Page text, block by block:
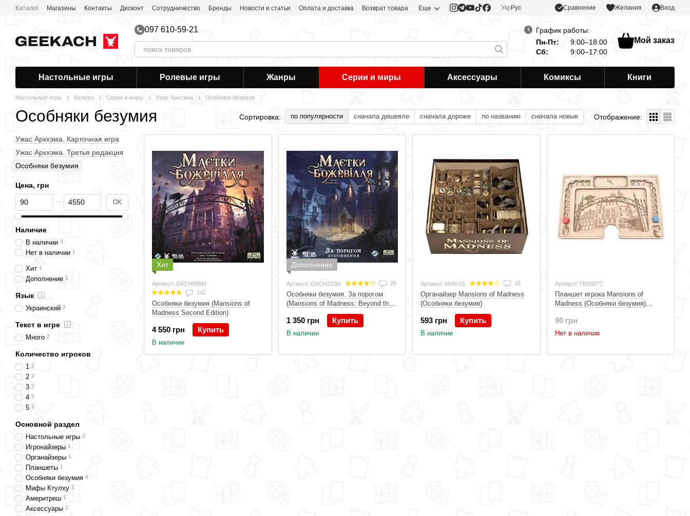
Перейти к основному контенту
Каталог Магазины Контакты Дисконт Сотрудничество Бренды Новости и статьи Оплата и доставка Возврат товара Еще Укр Рус Сравнение Желания Вход
097 610-59-21
График работы:
Пн-Пт:
9:00–18:00
Сб:
9:00–17:00
Мой заказ
Настольные игры Ролевые игры Жанры Серии и миры Аксессуары Комиксы Книги
Настольные игры Каталог Серии и миры Ужас Аркхэма Особняки безумия
Особняки безумия Сортировка: по популярности сначала дешевле сначала дороже по названию сначала новые Отображение:
Хит
Артикул: GKCH095M
142
Особняки безумия (Mansions of
Madness Second Edition)
4 550 грн Купить
В наличии
Дополнение
Артикул: GKCH223bt 26
Особняки безумия. За порогом
(Mansions of Madness: Beyond the
1 350 грн Купить
В наличии
Артикул: MoM-01 16
Органайзер Mansions of Madness
(Особняки безумия)
593 грн Купить
В наличии
Артикул: TRX0077
Планшет игрока Mansions of
Madness (Особняки безумия)
90 грн
Нет в наличии
Ужас Аркхэма. Карточная игра
Ужас Аркхэма. Третья редакция
Особняки безумия
Цена, грн
От Цена, грн
До Цена, грн OK
Наличие
В наличии 3
Нет в наличии 1
Хит 1
Дополнение 1
Язык
Украинский 2
Текст в игре
Много 2
Количество игроков
1 2
2 2
3 2
4 2
5 2
Основной раздел
Настольные игры 2
Игронайзеры 1
Органайзеры 1
Планшеты 1
Особняки безумия 4
Мифы Ктулху 2
Америтреш 1
Аксессуары 2